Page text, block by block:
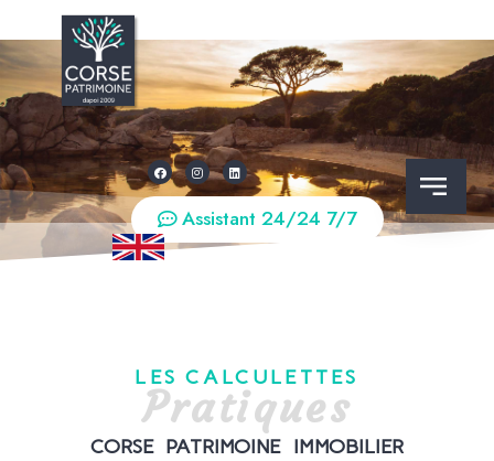
Assistant 24/24 7/7
LES CALCULETTES
Pratiques
CORSE PATRIMOINE IMMOBILIER